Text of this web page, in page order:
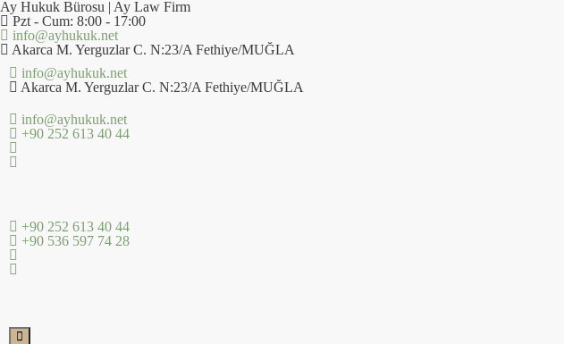
Ay Hukuk Bürosu | Ay Law Firm
Pzt - Cum: 8:00 - 17:00
info@ayhukuk.net
Akarca M. Yerguzlar C. N:23/A Fethiye/MUĞLA
info@ayhukuk.net
Akarca M. Yerguzlar C. N:23/A Fethiye/MUĞLA
info@ayhukuk.net
+90 252 613 40 44
+90 252 613 40 44
+90 536 597 74 28